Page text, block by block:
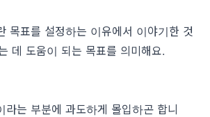
목표를 설정하는 이유에서 이야기한 것
데 도움이 되는 목표를 의미해요.
라는 부분에 과도하게 몰입하곤 합니